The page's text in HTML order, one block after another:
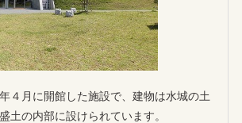
４月に開館した施設で、建物は水城の土
土の内部に設けられています。